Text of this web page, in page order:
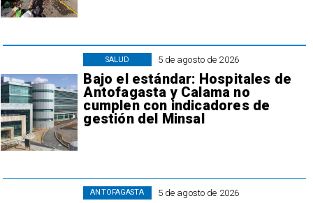
5 de agosto de 2026
Bajo el estándar: Hospitales de
Antofagasta y Calama no
cumplen con indicadores de
gestión del Minsal
SALUD
5 de agosto de 2026
ANTOFAGASTA